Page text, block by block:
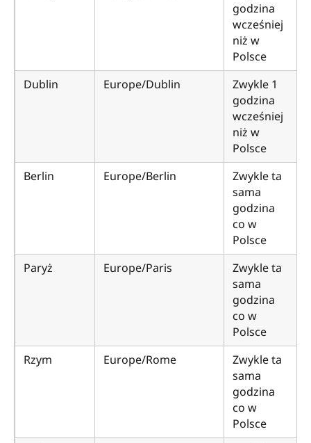
godzina
wcześniej
niż w
Polsce
Dublin
Europe/Dublin
Zwykle 1
godzina
wcześniej
niż w
Polsce
Berlin Europe/Berlin
Zwykle ta
sama
godzina
co w
Polsce
Paryż Europe/Paris
Zwykle ta
sama
godzina
co w
Polsce
Rzym Europe/Rome
Zwykle ta
sama
godzina
co w
Polsce